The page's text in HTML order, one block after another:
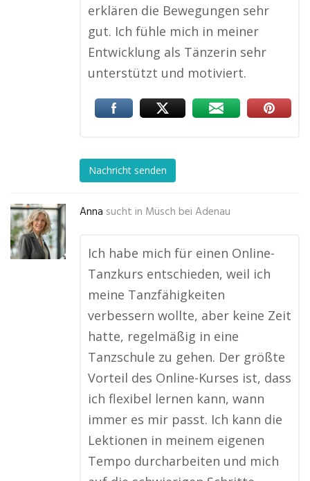
erklären die Bewegungen sehr
gut. Ich fühle mich in meiner
Entwicklung als Tänzerin sehr
unterstützt und motiviert.
Nachricht senden
Anna sucht in Müsch bei Adenau
Ich habe mich für einen Online-
Tanzkurs entschieden, weil ich
meine Tanzfähigkeiten
verbessern wollte, aber keine Zeit
hatte, regelmäßig in eine
Tanzschule zu gehen. Der größte
Vorteil des Online-Kurses ist, dass
ich flexibel lernen kann, wann
immer es mir passt. Ich kann die
Lektionen in meinem eigenen
Tempo durcharbeiten und mich